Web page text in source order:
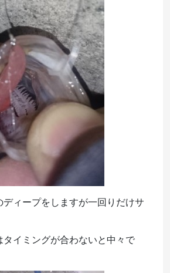
ディープをしますが一回りだけサ
タイミングが合わないと中々で